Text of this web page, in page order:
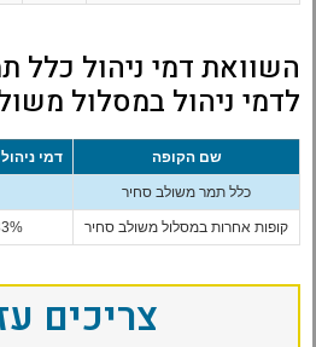
השוואת דמי ניהול כלל
לדמי ניהול במסלול
שם הקופה דמי
כלל תמר משולב סחיר
קופות אחרות במסלול משולב סחיר
צריכים